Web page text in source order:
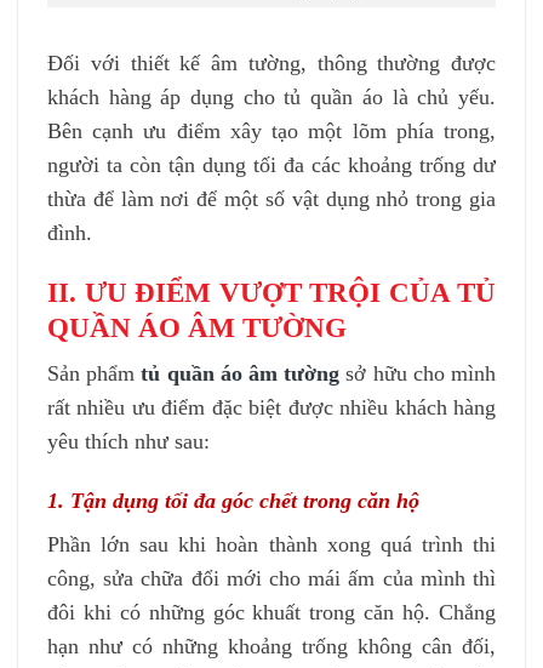
Đối với thiết kế âm tường, thông thường được
khách hàng áp dụng cho tủ quần áo là chủ yếu.
Bên cạnh ưu điểm xây tạo một lõm phía trong,
người ta còn tận dụng tối đa các khoảng trống dư
thừa để làm nơi để một số vật dụng nhỏ trong gia
đình.
II. ƯU ĐIỂM VƯỢT TRỘI CỦA TỦ
QUẦN ÁO ÂM TƯỜNG
Sản phẩmtủ quần áo âm tường sở hữu cho mình
rất nhiều ưu điểm đặc biệt được nhiều khách hàng
yêu thích như sau:
1. Tận dụng tối đa góc chết trong căn hộ
Phần lớn sau khi hoàn thành xong quá trình thi
công, sửa chữa đổi mới cho mái ấm của mình thì
đôi khi có những góc khuất trong căn hộ. Chẳng
hạn như có những khoảng trống không cân đối,